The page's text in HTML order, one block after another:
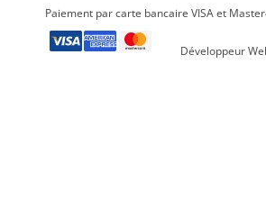
Paiement par carte bancaire VISA et
Développeur